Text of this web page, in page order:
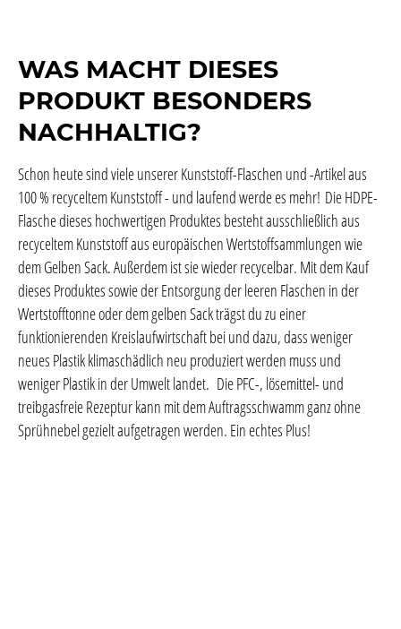
WAS MACHT DIESES
PRODUKT BESONDERS
NACHHALTIG?
Schon heute sind viele unserer Kunststoff-Flaschen und -Artikel aus
100 % recyceltem Kunststoff - und laufend werde es mehr! Die HDPE-
Flasche dieses hochwertigen Produktes besteht ausschließlich aus
recyceltem Kunststoff aus europäischen Wertstoffsammlungen wie
dem Gelben Sack. Außerdem ist sie wieder recycelbar. Mit dem Kauf
dieses Produktes sowie der Entsorgung der leeren Flaschen in der
Wertstofftonne oder dem gelben Sack trägst du zu einer
funktionierenden Kreislaufwirtschaft bei und dazu, dass weniger
neues Plastik klimaschädlich neu produziert werden muss und
weniger Plastik in der Umwelt landet. Die PFC-, lösemittel- und
treibgasfreie Rezeptur kann mit dem Auftragsschwamm ganz ohne
Sprühnebel gezielt aufgetragen werden. Ein echtes Plus!